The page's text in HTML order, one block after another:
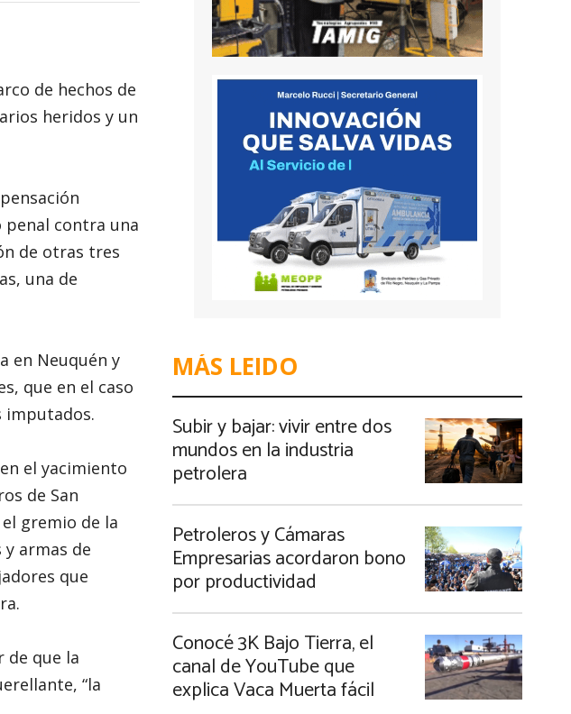
de hechos de
heridos y un
penal contra una
de otras tres
una de
en Neuquén y
que en el caso
imputados.
el yacimiento
de San
gremio de la
armas de
que
de que la
“la
MÁS LEIDO
Subir y bajar: vivir entre dos
mundos en la industria
petrolera
Petroleros y Cámaras
Empresarias acordaron bono
por productividad
Conocé 3K Bajo Tierra, el
canal de YouTube que
explica Vaca Muerta fácil